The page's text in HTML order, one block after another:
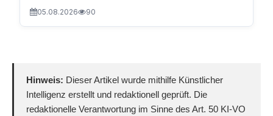
05.08.2026 90
Hinweis: Dieser Artikel wurde mithilfe Künstlicher
Intelligenz erstellt und redaktionell geprüft. Die
redaktionelle Verantwortung im Sinne des Art. 50 KI-VO